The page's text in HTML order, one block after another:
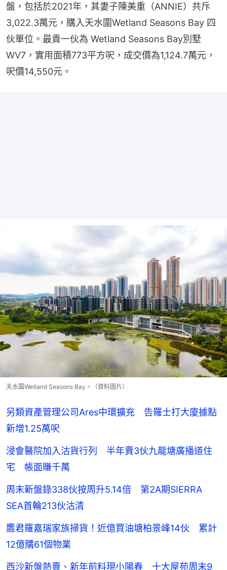
盤，包括於2021年，其妻子陳美重（ANNIE）共斥
3,022.3萬元，購入天水圍Wetland Seasons Bay 四
伙單位。最貴一伙為 Wetland Seasons Bay別墅
WV7，實用面積773平方呎，成交價為1,124.7萬元，
呎價14,550元。
天水圍Wetland Seasons Bay。（資料圖片）
另類資產管理公司Ares中環擴充 告羅士打大廈據點
新增1.25萬呎
浸會醫院加入沽貨行列 半年賣3伙九龍塘廣播道住
宅 帳面賺千萬
周末新盤錄338伙按周升5.14倍 第2A期SIERRA
SEA首輪213伙沽清
鷹君羅嘉瑞家族掃貨！近億買油塘柏景峰14伙 累計
12億購61個物業
西沙新盤熱賣、新年前料現小陽春 十大屋苑周末9